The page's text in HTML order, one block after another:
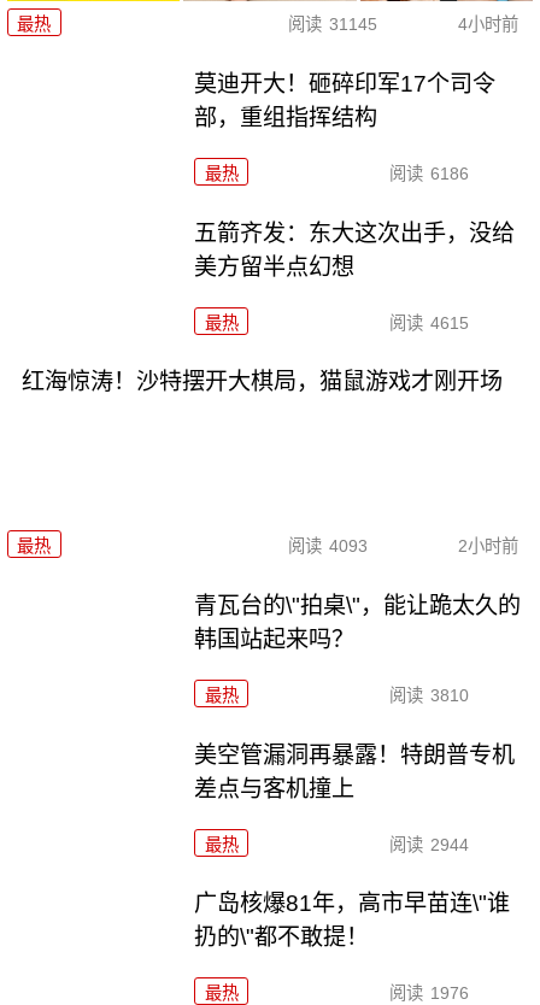
最热 阅读 31145 4小时前
莫迪开大！砸碎印军17个司令
部，重组指挥结构
最热 阅读 6186
五箭齐发：东大这次出手，没给
美方留半点幻想
最热 阅读 4615
红海惊涛！沙特摆开大棋局，猫鼠游戏才刚开场
最热 阅读 4093 2小时前
青瓦台的\"拍桌\"，能让跪太久的
韩国站起来吗？
最热 阅读 3810
美空管漏洞再暴露！特朗普专机
差点与客机撞上
最热 阅读 2944
广岛核爆81年，高市早苗连\"谁
扔的\"都不敢提！
最热 阅读 1976